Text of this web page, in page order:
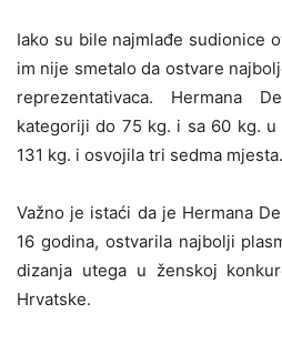
Iako su bile najmlađe sudionice
im nije smetalo da ostvare
reprezentativaca. Hermana
kategoriji do 75 kg. i sa 60 kg.
131 kg. i osvojila tri sedma mjesta.
Važno je istaći da je Hermana
16 godina, ostvarila najbolji
dizanja utega u ženskoj
Hrvatske.